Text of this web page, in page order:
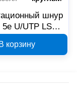
шнур
5e U/UTP LSZH
05M
В корзину